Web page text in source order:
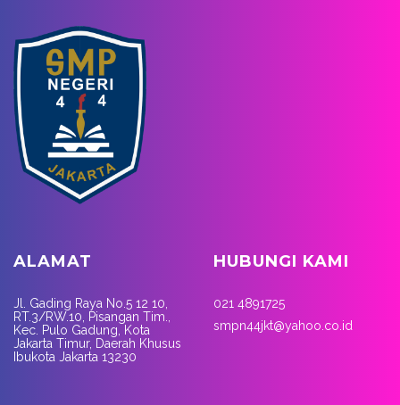
ALAMAT
Jl. Gading Raya No.5 12 10,
RT.3/RW.10, Pisangan Tim.,
Kec. Pulo Gadung, Kota
Jakarta Timur, Daerah Khusus
Ibukota Jakarta 13230
HUBUNGI KAMI
021 4891725
smpn44jkt@yahoo.co.id